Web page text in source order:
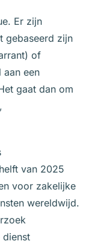
Er zijn
gebaseerd zijn
of
een
gaat dan om
van 2025
voor zakelijke
wereldwijd.